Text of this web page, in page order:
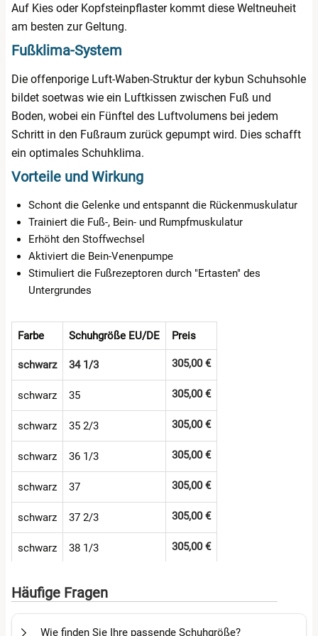
Auf Kies oder Kopfsteinpflaster kommt diese Weltneuheit
am besten zur Geltung.
Fußklima-System
Die offenporige Luft-Waben-Struktur der kybun Schuhsohle
bildet soetwas wie ein Luftkissen zwischen Fuß und
Boden, wobei ein Fünftel des Luftvolumens bei jedem
Schritt in den Fußraum zurück gepumpt wird. Dies schafft
ein optimales Schuhklima.
Vorteile und Wirkung
Schont die Gelenke und entspannt die Rückenmuskulatur
Trainiert die Fuß-, Bein- und Rumpfmuskulatur
Erhöht den Stoffwechsel
Aktiviert die Bein-Venenpumpe
Stimuliert die Fußrezeptoren durch "Ertasten" des
Untergrundes
Farbe Schuhgröße EU/DE Preis
schwarz 34 1/3 305,00 €
schwarz 35 305,00 €
schwarz 35 2/3 305,00 €
schwarz 36 1/3 305,00 €
schwarz 37 305,00 €
schwarz 37 2/3 305,00 €
schwarz 38 1/3 305,00 €
Häufige Fragen
Wie finden Sie Ihre passende Schuhgröße?